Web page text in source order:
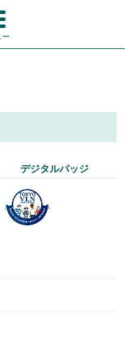
ー
デジタルバッジ